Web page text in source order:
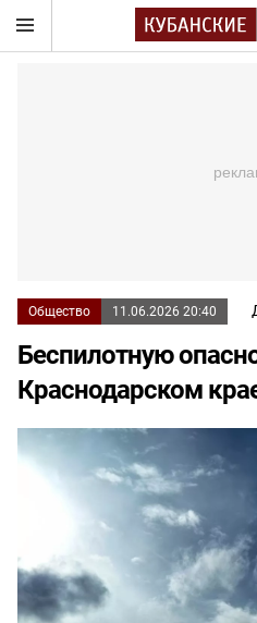
Общество 11.06.2026 20:40
Беспилотную
Краснодарском